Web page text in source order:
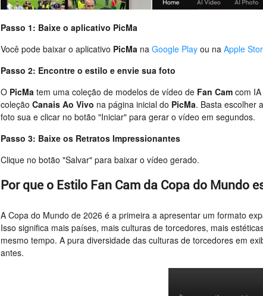
Passo 1: Baixe o aplicativo PicMa
Você pode baixar o aplicativo PicMa naGoogle Play ou naApple
Passo 2: Encontre o estilo eenvie sua foto
O PicMa tem uma coleção de modelos de vídeo de Fan Cam com
coleçãoCanais Ao Vivo na página inicial do PicMa. Basta escolher
foto sua e clicar no botão "Iniciar" para gerar o vídeo em segundos.
Passo 3: Baixe os Retratos Impressionantes
Clique no botão "Salvar" para baixar o vídeo gerado.
Por que o Estilo Fan Cam da Copa do Mundo
A Copa do Mundo de 2026 é a primeira a apresentar um formato
Isso significa mais países, mais culturas de torcedores, mais
mesmo tempo. A pura diversidade das culturas de torcedores em
antes.